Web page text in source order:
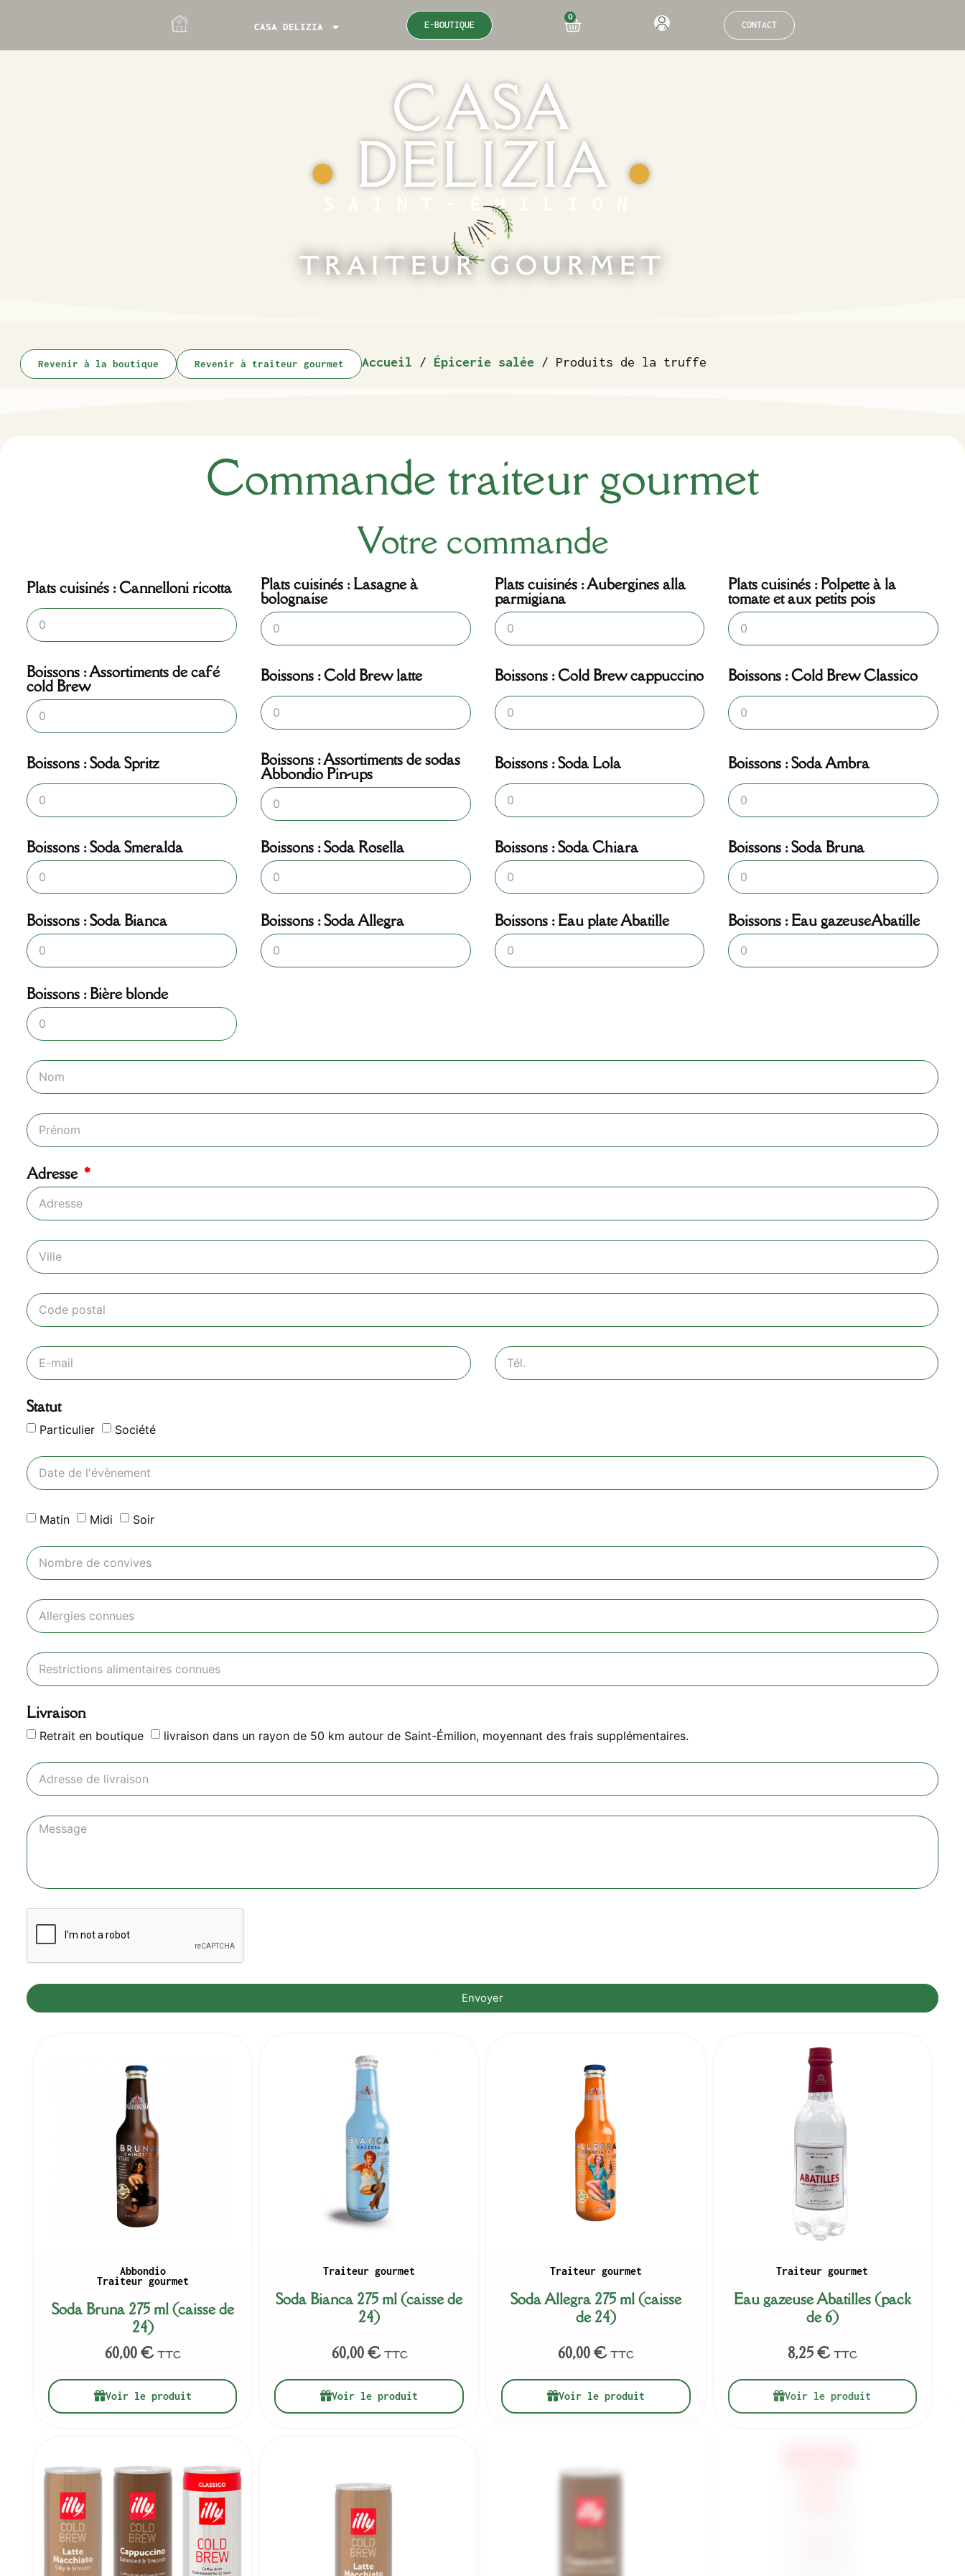
CASA DELIZIA E-BOUTIQUE
0
CONTACT
CASA
● DELIZIA ●
SAINT-ÉMILION
TRAITEUR GOURMET
Revenir à la boutique Revenir à traiteur gourmet Accueil / Épicerie salée / Produits de la truffe
Commande traiteur gourmet
Votre commande
Plats cuisinés : Cannelloni ricotta Plats cuisinés : Lasagne à
bolognaise
Plats cuisinés : Aubergines alla
parmigiana
Plats cuisinés : Polpette à la
tomate et aux petits pois
Boissons : Assortiments de café
cold Brew
Boissons : Cold Brew latte Boissons : Cold Brew cappuccino Boissons : Cold Brew Classico
Boissons : Soda Spritz Boissons : Assortiments de sodas
Abbondio Pin-ups
Boissons : Soda Lola Boissons : Soda Ambra
Boissons : Soda Smeralda Boissons : Soda Rosella Boissons : Soda Chiara Boissons : Soda Bruna
Boissons : Soda Bianca Boissons : Soda Allegra Boissons : Eau plate Abatille Boissons : Eau gazeuseAbatille
Boissons : Bière blonde
Adresse
Statut
Particulier Société
Matin Midi Soir
Livraison
Retrait en boutique livraison dans un rayon de 50 km autour de Saint-Émilion, moyennant des frais supplémentaires.
Envoyer
Abbondio
Traiteur gourmet
Soda Bruna 275 ml (caisse de
24)
60,00€ TTC
Voir le produit
Traiteur gourmet
Soda Bianca 275 ml (caisse de
24)
60,00€ TTC
Voir le produit
Traiteur gourmet
Soda Allegra 275 ml (caisse
de 24)
60,00€ TTC
Voir le produit
Traiteur gourmet
Eau gazeuse Abatilles (pack
de 6)
8,25€ TTC
Voir le produit